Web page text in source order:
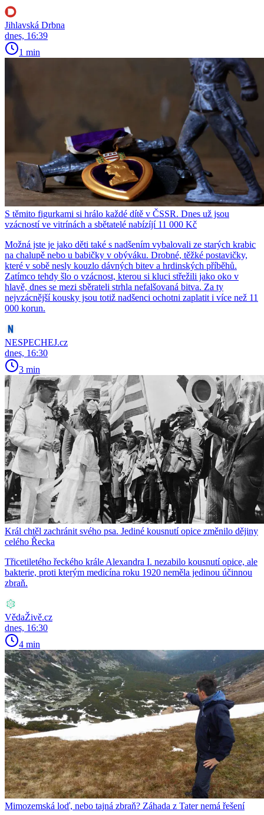
Jihlavská Drbna
dnes, 16:39
1 min
S těmito figurkami si hrálo každé dítě v ČSSR. Dnes už jsou
vzácností ve vitrínách a sbětatelé nabízíjí 11 000 Kč
Možná jste je jako děti také s nadšením vybalovali ze starých krabic
na chalupě nebo u babičky v obýváku. Drobné, těžké postavičky,
které v sobě nesly kouzlo dávných bitev a hrdinských příběhů.
Zatímco tehdy šlo o vzácnost, kterou si kluci střežili jako oko v
hlavě, dnes se mezi sběrateli strhla nefalšovaná bitva. Za ty
nejvzácnější kousky jsou totiž nadšenci ochotni zaplatit i více než 11
000 korun.
NESPECHEJ.cz
dnes, 16:30
3 min
Král chtěl zachránit svého psa. Jediné kousnutí opice změnilo dějiny
celého Řecka
Třicetiletého řeckého krále Alexandra I. nezabilo kousnutí opice, ale
bakterie, proti kterým medicína roku 1920 neměla jedinou účinnou
zbraň.
VědaŽivě.cz
dnes, 16:30
4 min
Mimozemská loď, nebo tajná zbraň? Záhada z Tater nemá řešení